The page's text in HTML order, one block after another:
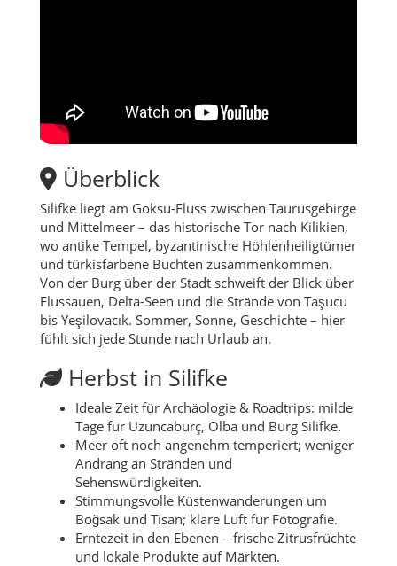
Überblick
Silifke liegt am Göksu-Fluss zwischen Taurusgebirge
und Mittelmeer – das historische Tor nach Kilikien,
wo antike Tempel, byzantinische Höhlenheiligtümer
und türkisfarbene Buchten zusammenkommen.
Von der Burg über der Stadt schweift der Blick über
Flussauen, Delta-Seen und die Strände von Taşucu
bis Yeşilovacık. Sommer, Sonne, Geschichte – hier
fühlt sich jede Stunde nach Urlaub an.
Herbst in Silifke
Ideale Zeit für Archäologie & Roadtrips: milde
Tage für Uzuncaburç, Olba und Burg Silifke.
Meer oft noch angenehm temperiert; weniger
Andrang an Stränden und
Sehenswürdigkeiten.
Stimmungsvolle Küstenwanderungen um
Boğsak und Tisan; klare Luft für Fotografie.
Erntezeit in den Ebenen – frische Zitrusfrüchte
und lokale Produkte auf Märkten.